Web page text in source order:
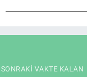
SONRAKI VAKTE KALAN